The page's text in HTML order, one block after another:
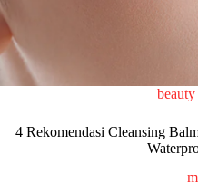
4 Rekomendasi Cleansing